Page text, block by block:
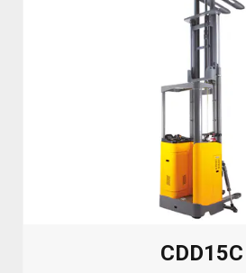
CDD15C